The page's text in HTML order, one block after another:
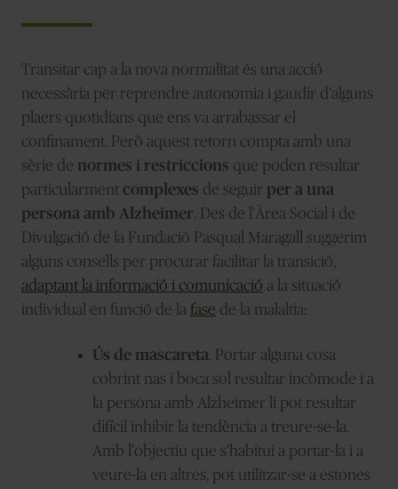
Transitar cap a la nova normalitat és una acció
necessària per reprendre autonomia i gaudir d'alguns
plaers quotidians que ens va arrabassar el
confinament. Però aquest retorn compta amb una
sèrie de normes i restriccions que poden resultar
particularment complexes de seguir per a una
persona amb Alzheimer. Des de l'Àrea Social i de
Divulgació de la Fundació Pasqual Maragall suggerim
alguns consells per procurar facilitar la transició,
adaptant la informació i comunicació a la situació
individual en funció de la fase de la malaltia:
Ús de mascareta. Portar alguna cosa
cobrint nas i boca sol resultar incòmode i a
la persona amb Alzheimer li pot resultar
difícil inhibir la tendència a treure-se-la.
Amb l'objectiu que s'habitui a portar-la i a
veure-la en altres, pot utilitzar-se a estones